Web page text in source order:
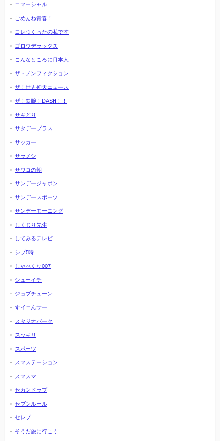
コマーシャル
ごめんね青春！
コレつくったの私です
ゴロウデラックス
こんなところに日本人
ザ・ノンフィクション
ザ！世界仰天ニュース
ザ！鉄腕！DASH！！
サキどり
サタデープラス
サッカー
サラメシ
サワコの朝
サンデージャポン
サンデースポーツ
サンデーモーニング
しくじり先生
してみるテレビ
シブ5時
しゃべくり007
シューイチ
ジョブチューン
すイエんサー
スタジオパーク
スッキリ
スポーツ
スマステーション
スマスマ
セカンドラブ
セブンルール
セレブ
そうだ旅に行こう